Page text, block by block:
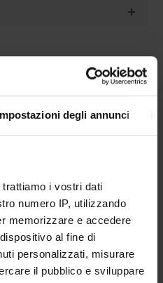
degli annunci
trattiamo i vostri dati
numero IP, utilizzando
memorizzare e accedere
al fine di
personalizzati, misurare
il pubblico e sviluppare